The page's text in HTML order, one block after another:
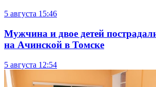
5 августа 15:46
Мужчина и двое детей
на Ачинской в Томске
5 августа 12:54